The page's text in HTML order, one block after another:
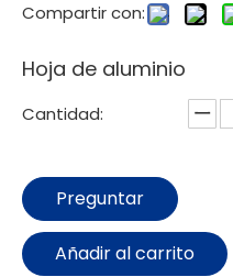
Compartir con:
Hoja de aluminio
Cantidad:
Preguntar
Añadir al carrito